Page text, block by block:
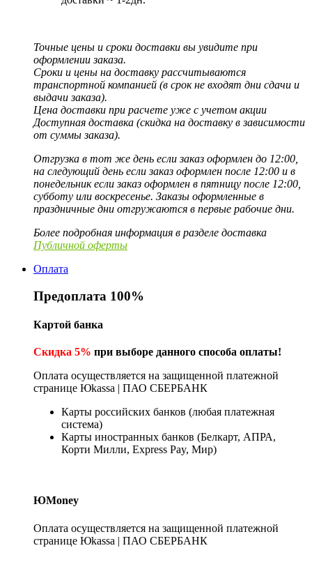
Точные цены и сроки доставки вы увидите при
оформлении заказа.
Сроки и цены на доставку рассчитываются
транспортной компанией (в срок не входят дни сдачи и
выдачи заказа).
Цена доставки при расчете уже с учетом акции
Доступная доставка (скидка на доставку в зависимости
от суммы заказа).
Отгрузка в тот же день если заказ оформлен до 12:00,
на следующий день если заказ оформлен после 12:00 и в
понедельник если заказ оформлен в пятницу после 12:00,
субботу или воскресенье. Заказы оформленные в
праздничные дни отгружаются в первые рабочие дни.
Более подробная информация в разделе доставка
Публичной оферты
Оплата
Предоплата 100%
Картой банка
Скидка 5% при выборе данного способа оплаты!
Оплата осуществляется на защищенной платежной
странице Юkassa | ПАО СБЕРБАНК
Карты российских банков (любая платежная
система)
Карты иностранных банков (Белкарт, АПРА,
Корти Милли, Express Pay, Мир)
ЮMoney
Оплата осуществляется на защищенной платежной
странице Юkassa | ПАО СБЕРБАНК